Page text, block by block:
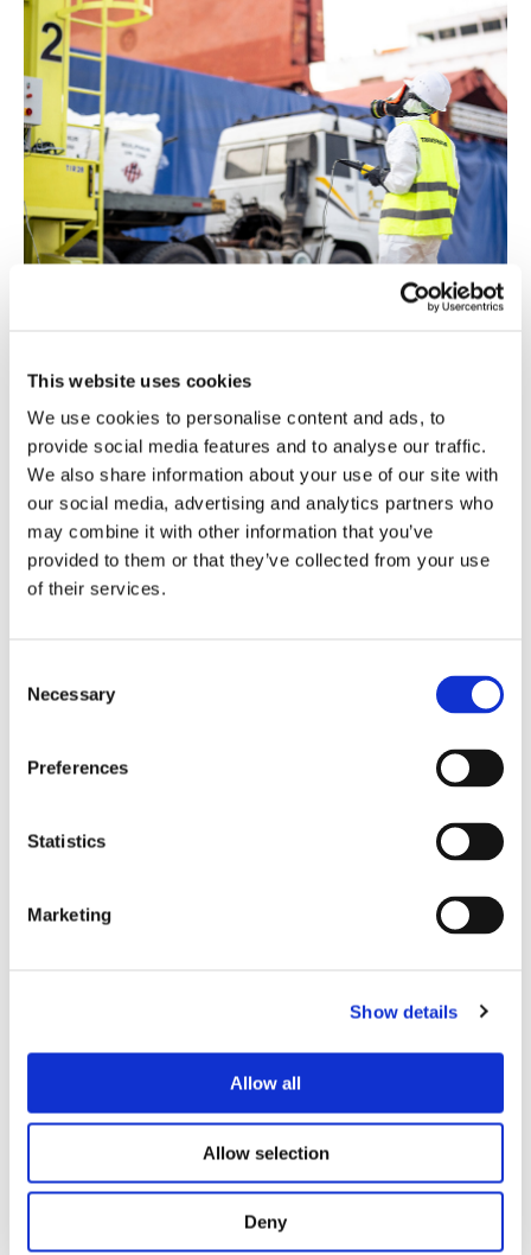
This website uses cookies
We use cookies to personalise content and ads, to
provide social media features and to analyse our traffic.
We also share information about your use of our site with
our social media, advertising and analytics partners who
may combine it with other information that you’ve
provided to them or that they’ve collected from your use
of their services.
Selection
Necessary
Preferences
Statistics
Marketing
Show details
Allow all
Allow selection
Deny
portuárias da Lobito Atlantic Railway. A empresa
assegura ambientes de trabalho seguros e
aperfeiçoa continuamente as suas práticas através
de uma gestão rigorosa de riscos e de iniciativas de
segurança lideradas pelas equipas.
Ambiente